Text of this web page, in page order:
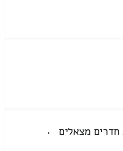
חדרים מצאלים ←